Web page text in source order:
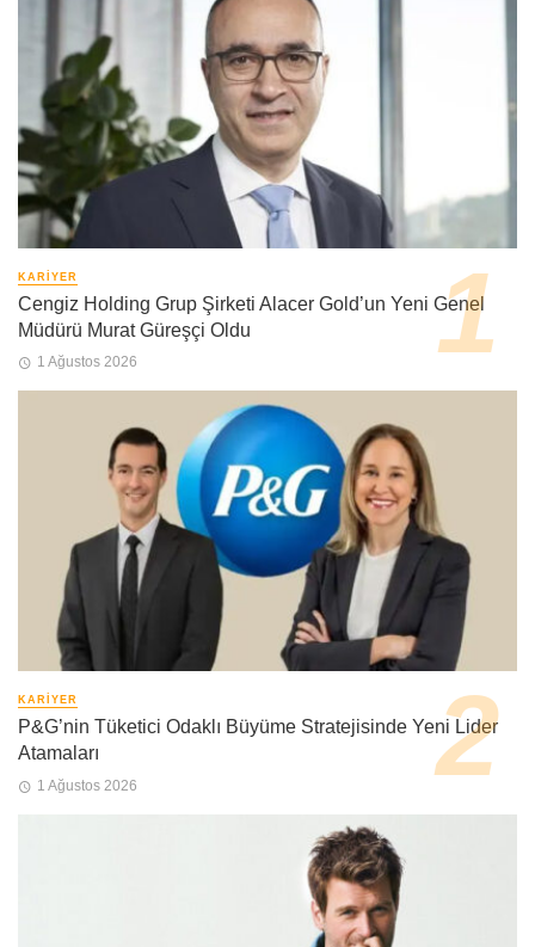
KARIYER
Cengiz Holding Grup Şirketi Alacer Gold’un Yeni Genel
Müdürü Murat Güreşçi Oldu
1 Ağustos 2026
KARIYER
P&G’nin Tüketici Odaklı Büyüme Stratejisinde Yeni Lider
Atamaları
1 Ağustos 2026